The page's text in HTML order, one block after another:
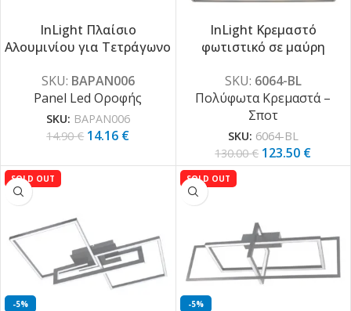
InLight Πλαίσιο
Αλουμινίου για Τετράγωνο
(BAPAN006)
SKU: BAPAN006
Panel Led Οροφής
SKU: BAPAN006
14.90€ 14.16 €
InLight Κρεμαστό
φωτιστικό σε μαύρη
οπαλίνα 4XG9 D:78cm
(6064-BL)
SKU: 6064-BL
Πολύφωτα Κρεμαστά –
Σποτ
SKU: 6064-BL
130.00€ 123.50 €
-5%
SOLD OUT
-5%
SOLD OUT